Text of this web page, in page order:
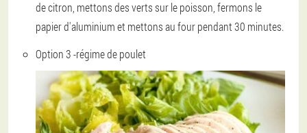
de citron, mettons des verts sur le poisson, fermons le
papier d'aluminium et mettons au four pendant 30 minutes.
Option 3 -régime de poulet